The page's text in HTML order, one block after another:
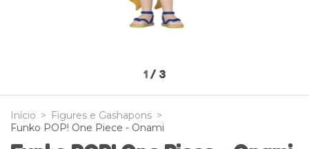
1 / 3
Início > Figures e Gashapons >
Funko POP! One Piece - Onami